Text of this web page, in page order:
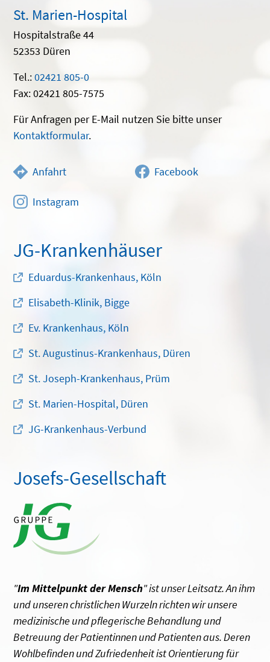
St. Marien-Hospital
Hospitalstraße 44
52353 Düren
Tel.:02421 805-0
Fax: 02421 805-7575
Für Anfragen per E-Mail nutzen Sie bitte unser
Kontaktformular.
Anfahrt Facebook
Instagram
JG-Krankenhäuser
Eduardus-Krankenhaus, Köln
Elisabeth-Klinik, Bigge
Ev. Krankenhaus, Köln
St. Augustinus-Krankenhaus, Düren
St. Joseph-Krankenhaus, Prüm
St. Marien-Hospital, Düren
JG-Krankenhaus-Verbund
Josefs-Gesellschaft
"Im Mittelpunkt der Mensch" ist unser Leitsatz. An ihm
und unseren christlichen Wurzeln richten wir unsere
medizinische und pflegerische Behandlung und
Betreuung der Patientinnen und Patienten aus. Deren
Wohlbefinden und Zufriedenheit ist Orientierung für